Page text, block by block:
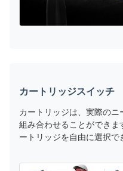
カートリッジスイッチ
カートリッジは、実際の
組み合わせることができま
ートリッジを自由に選択で